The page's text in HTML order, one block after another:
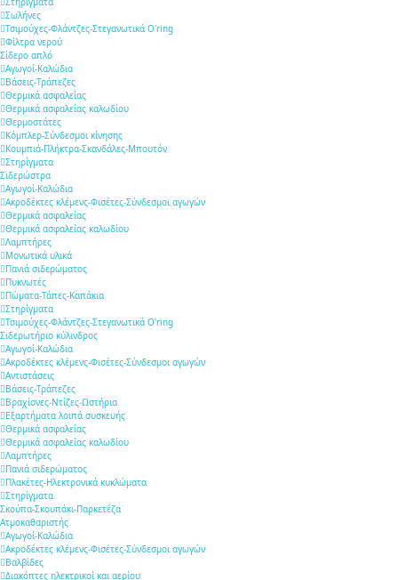
Σωλήνες
Τσιμούχες-Φλάντζες-Στεγανωτικά O'ring
Φίλτρα νερού
Σίδερο απλό
Αγωγοί-Καλώδια
Βάσεις-Τράπεζες
Θερμικά ασφαλείας
Θερμικά ασφαλείας καλωδίου
Θερμοστάτες
Κόμπλερ-Σύνδεσμοι κίνησης
Κουμπιά-Πλήκτρα-Σκανδάλες-Μπουτόν
Στηρίγματα
Σιδερώστρα
Αγωγοί-Καλώδια
Ακροδέκτες κλέμενς-Φισέτες-Σύνδεσμοι αγωγών
Θερμικά ασφαλείας
Θερμικά ασφαλείας καλωδίου
Λαμπτήρες
Μονωτικά υλικά
Πανιά σιδερώματος
Πυκνωτές
Πώματα-Τάπες-Καπάκια
Στηρίγματα
Τσιμούχες-Φλάντζες-Στεγανωτικά O'ring
Σιδερωτήριο κύλινδρος
Αγωγοί-Καλώδια
Ακροδέκτες κλέμενς-Φισέτες-Σύνδεσμοι αγωγών
Αντιστάσεις
Βάσεις-Τράπεζες
Βραχίονες-Ντίζες-Ωστήρια
Εξαρτήματα λοιπά συσκευής
Θερμικά ασφαλείας
Θερμικά ασφαλείας καλωδίου
Λαμπτήρες
Πανιά σιδερώματος
Πλακέτες-Ηλεκτρονικά κυκλώματα
Στηρίγματα
Σκούπα-Σκουπάκι-Παρκετέζα
Ατμοκαθαριστής
Αγωγοί-Καλώδια
Ακροδέκτες κλέμενς-Φισέτες-Σύνδεσμοι αγωγών
Βαλβίδες
Διακόπτες ηλεκτρικοί και αερίου